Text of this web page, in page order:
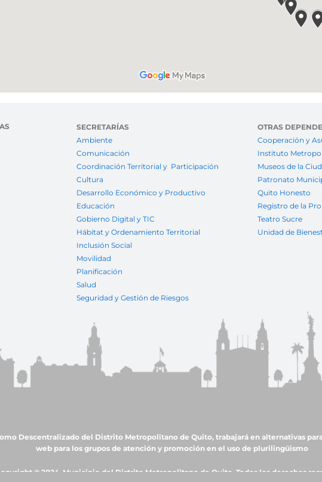
SECRETARÍAS
Ambiente
Comunicación
Coordinación Territorial y Participación
Cultura
Desarrollo Económico y Productivo
Educación
Gobierno Digital y TIC
Hábitat y Ordenamiento Territorial
Inclusión Social
Movilidad
Planificación
Salud
Seguridad y Gestión de Riesgos
OTRAS
Cooperación y
Instituto
Museos de la
Patronato
Quito Honesto
Registro de la
Teatro Sucre
Unidad de
Descentralizado del Distrito Metropolitano de Quito, trabajará en alternativas
web para los grupos de atención y promoción en el uso de plurilingüismo
© 2024, Municipio del Distrito Metropolitano de Quito. Todos los derechos